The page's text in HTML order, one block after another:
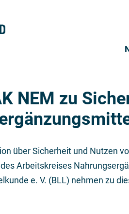
NEM zu
über Sicherheit und Nutzen
Arbeitskreises
e. V. (BLL) nehmen zu